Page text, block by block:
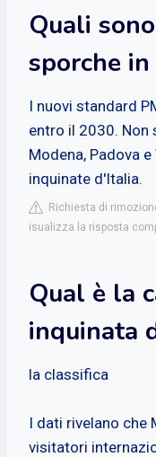
Quali
sporche
I nuovi standard
entro il 2030. Non
Modena, Padova
inquinate d'Italia.
Richiesta di
isualizza la risposta
Qual è la
inquinata
la classifica
I dati rivelano che
visitatori